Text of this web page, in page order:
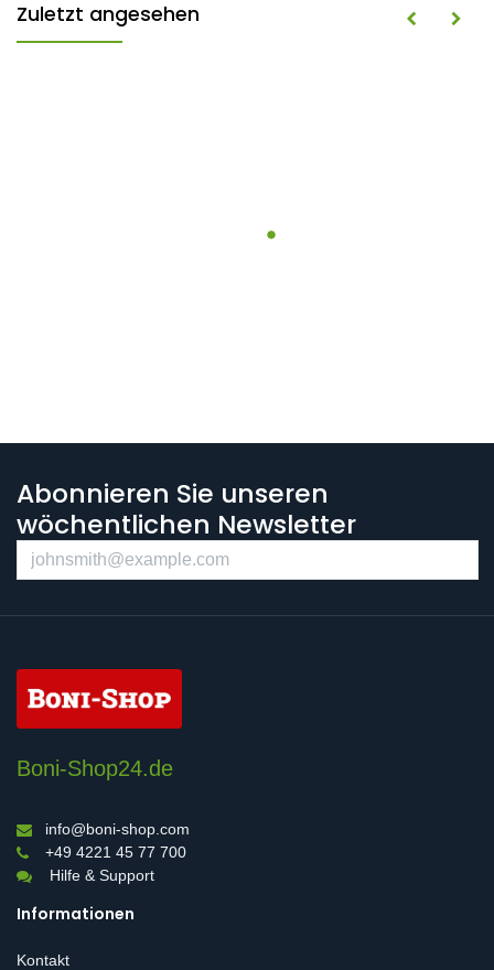
Zuletzt angesehen
Abonnieren Sie unseren
wöchentlichen Newsletter
Boni-Shop24.de
info@boni-shop.com
+49 4221 45 77 700
Hilfe & Support
Informationen
Kontakt